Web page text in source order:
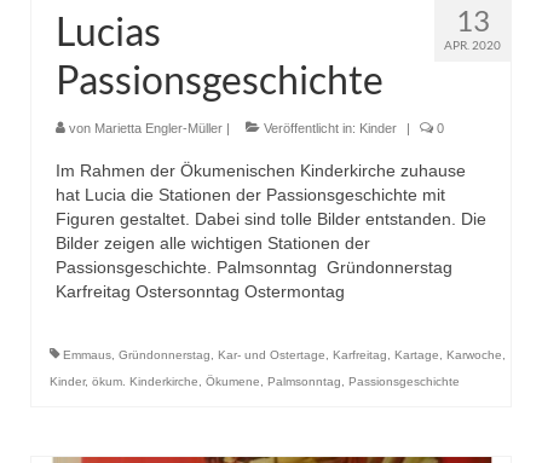
13
APR. 2020
Lucias
Passionsgeschichte
von Marietta Engler-Müller | Veröffentlicht in: Kinder | 0
Im Rahmen der Ökumenischen Kinderkirche zuhause
hat Lucia die Stationen der Passionsgeschichte mit
Figuren gestaltet. Dabei sind tolle Bilder entstanden. Die
Bilder zeigen alle wichtigen Stationen der
Passionsgeschichte. Palmsonntag Gründonnerstag
Karfreitag Ostersonntag Ostermontag
Emmaus Gründonnerstag Kar- und Ostertage Karfreitag Kartage Karwoche
Kinder, ökum. Kinderkirche Ökumene Palmsonntag Passionsgeschichte